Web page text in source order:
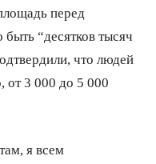
перед
“десятков тысяч
что людей
от 3 000 до 5 000
я всем